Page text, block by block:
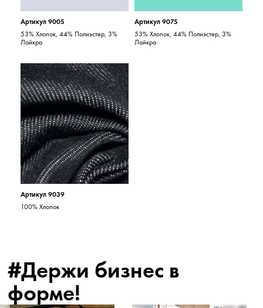
Артикул 9005
53% Хлопок, 44% Полиэстер, 3%
Лайкра
Артикул 9075
53% Хлопок, 44% Полиэстер, 3%
Лайкра
Артикул 9039
100% Хлопок
#Держи бизнес в
форме!